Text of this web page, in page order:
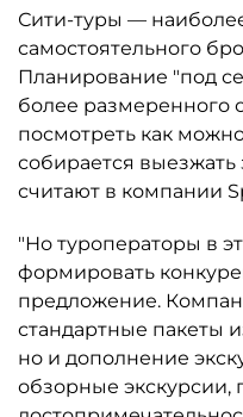
Сити-туры —
самостоятельного
Планирование "под
более размеренного
посмотреть как
собирается выезжать
считают в компании
"Но туроператоры в
формировать
предложение.
стандартные пакеты
но и дополнение
обзорные экскурсии,